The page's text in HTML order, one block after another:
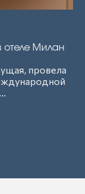
отеле Милан
провела